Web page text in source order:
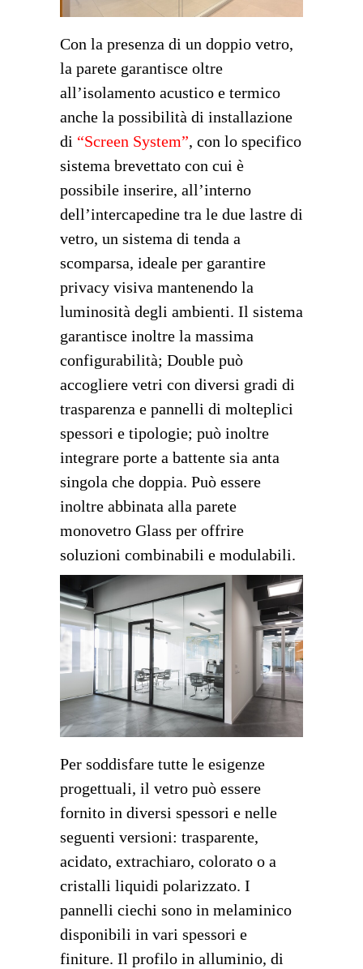
Con la presenza di un doppio vetro,
la parete garantisce oltre
all’isolamento acustico e termico
anche la possibilità di installazione
di “Screen System”, con lo specifico
sistema brevettato con cui è
possibile inserire, all’interno
dell’intercapedine tra le due lastre di
vetro, un sistema di tenda a
scomparsa, ideale per garantire
privacy visiva mantenendo la
luminosità degli ambienti. Il sistema
garantisce inoltre la massima
configurabilità; Double può
accogliere vetri con diversi gradi di
trasparenza e pannelli di molteplici
spessori e tipologie; può inoltre
integrare porte a battente sia anta
singola che doppia. Può essere
inoltre abbinata alla parete
monovetro Glass per offrire
soluzioni combinabili e modulabili.
Per soddisfare tutte le esigenze
progettuali, il vetro può essere
fornito in diversi spessori e nelle
seguenti versioni: trasparente,
acidato, extrachiaro, colorato o a
cristalli liquidi polarizzato. I
pannelli ciechi sono in melaminico
disponibili in vari spessori e
finiture. Il profilo in alluminio, di